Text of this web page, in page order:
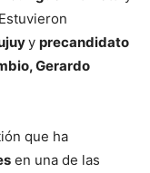
y precandidato
Gerardo
que ha
en una de las